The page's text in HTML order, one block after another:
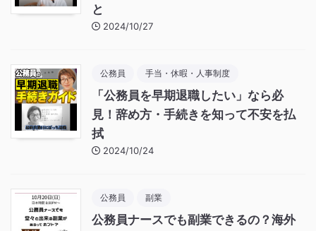
と
2024/10/27
公務員 手当・休暇・人事制度
「公務員を早期退職したい」なら必
見！辞め方・手続きを知って不安を払
拭
2024/10/24
公務員 副業
公務員ナースでも副業できるの？海外